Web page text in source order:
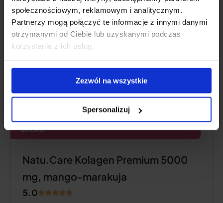
społecznościowym, reklamowym i analitycznym.
Partnerzy mogą połączyć te informacje z innymi danymi
otrzymanymi od Ciebie lub uzyskanymi podczas
korzystania z ich usług.
Zezwól na wszystkie
Spersonalizuj
Opis produktu
Plusy i minusy
SKŁAD
Natu.Care Kolagen Premium 5000
mg, mango-marakuja
5.0